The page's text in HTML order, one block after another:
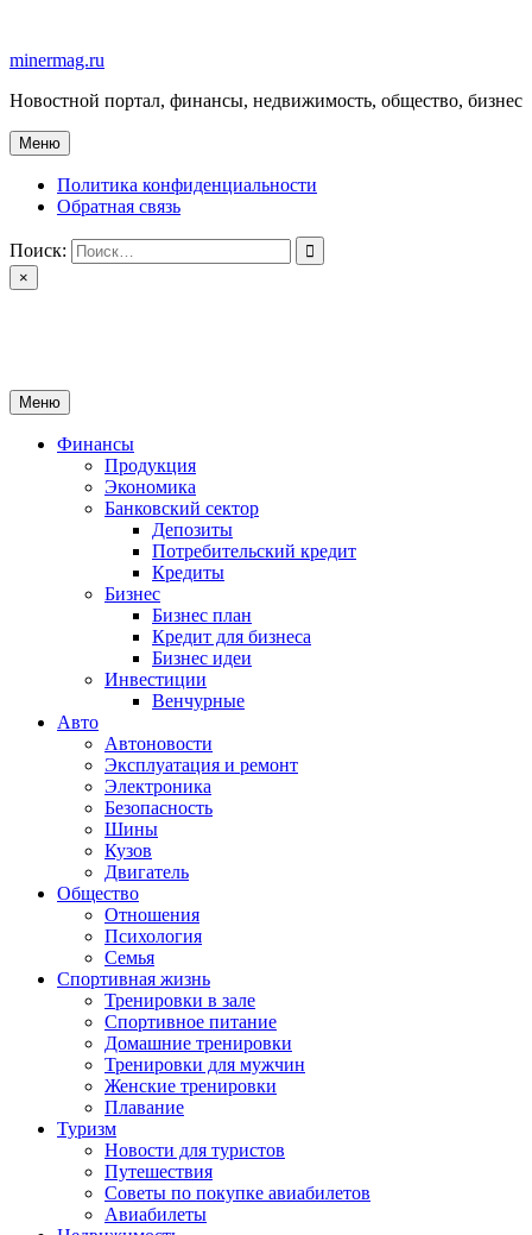
содержимому
minermag.ru
Новостной портал, финансы, недвижимость, общество, бизнес
Меню
Политика конфиденциальности
Обратная связь
Поиск:
×
Меню
Финансы
Продукция
Экономика
Банковский сектор
Депозиты
Потребительский кредит
Кредиты
Бизнес
Бизнес план
Кредит для бизнеса
Бизнес идеи
Инвестиции
Венчурные
Авто
Автоновости
Эксплуатация и ремонт
Электроника
Безопасность
Шины
Кузов
Двигатель
Общество
Отношения
Психология
Семья
Спортивная жизнь
Тренировки в зале
Спортивное питание
Домашние тренировки
Тренировки для мужчин
Женские тренировки
Плавание
Туризм
Новости для туристов
Путешествия
Советы по покупке авиабилетов
Авиабилеты